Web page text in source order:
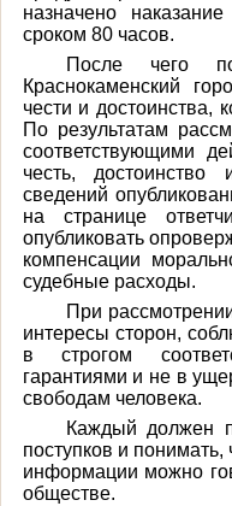
назначено
сроком 80 часов.
После чего
Краснокаменский
чести и достоинства,
По результатам
соответствующими
честь,
сведений
на странице
опубликовать
компенсации
судебные расходы.
При
интересы сторон,
в строгом
гарантиями и не в
свободам человека.
Каждый должен
поступков и понимать,
информации можно
обществе.